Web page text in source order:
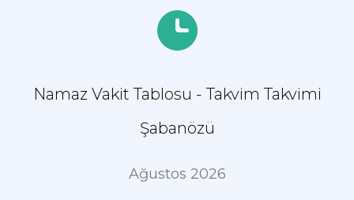
Namaz Vakit Tablosu - Takvim Takvimi
Şabanözü
Ağustos 2026